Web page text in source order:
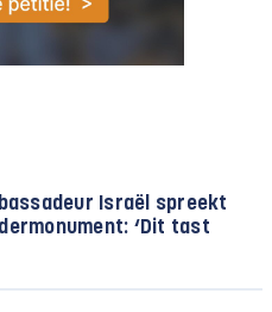
Israël spreekt
‘Dit tast